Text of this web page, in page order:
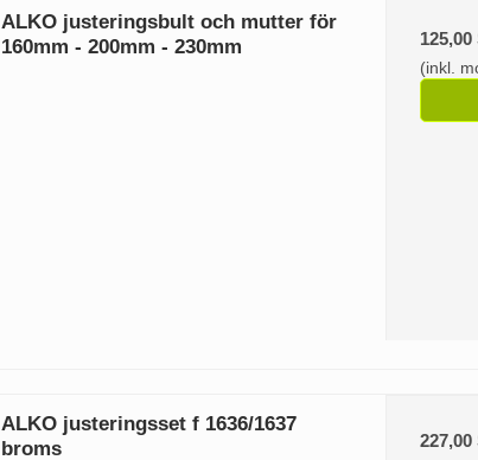
ALKO justeringsbult och mutter för
160mm - 200mm - 230mm
125,00
(inkl.
ALKO justeringsset f 1636/1637
broms
227,00